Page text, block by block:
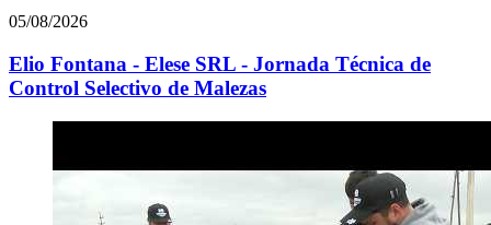
05/08/2026
Elio Fontana - Elese SRL - Jornada Técnica de
Control Selectivo de Malezas